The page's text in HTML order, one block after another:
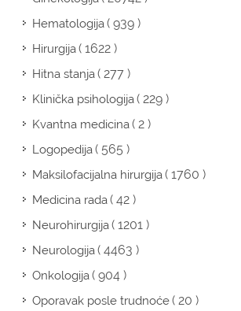
Hematologija( 939 )
Hirurgija( 1622 )
Hitna stanja( 277 )
Klinička psihologija( 229 )
Kvantna medicina( 2 )
Logopedija( 565 )
Maksilofacijalna hirurgija( 1760 )
Medicina rada( 42 )
Neurohirurgija( 1201 )
Neurologija( 4463 )
Onkologija( 904 )
Oporavak posle trudnoće( 20 )